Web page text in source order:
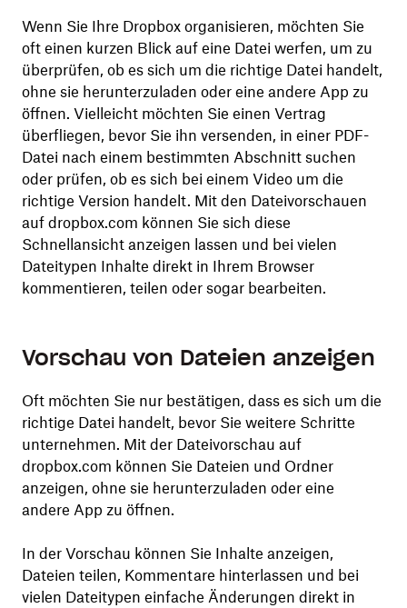
Wenn Sie Ihre Dropbox organisieren, möchten Sie
oft einen kurzen Blick auf eine Datei werfen, um zu
überprüfen, ob es sich um die richtige Datei handelt,
ohne sie herunterzuladen oder eine andere App zu
öffnen. Vielleicht möchten Sie einen Vertrag
überfliegen, bevor Sie ihn versenden, in einer PDF-
Datei nach einem bestimmten Abschnitt suchen
oder prüfen, ob es sich bei einem Video um die
richtige Version handelt. Mit den Dateivorschauen
auf dropbox.com können Sie sich diese
Schnellansicht anzeigen lassen und bei vielen
Dateitypen Inhalte direkt in Ihrem Browser
kommentieren, teilen oder sogar bearbeiten.
Vorschau von Dateien anzeigen
Oft möchten Sie nur bestätigen, dass es sich um die
richtige Datei handelt, bevor Sie weitere Schritte
unternehmen. Mit der Dateivorschau auf
dropbox.com können Sie Dateien und Ordner
anzeigen, ohne sie herunterzuladen oder eine
andere App zu öffnen.
In der Vorschau können Sie Inhalte anzeigen,
Dateien teilen, Kommentare hinterlassen und bei
vielen Dateitypen einfache Änderungen direkt in